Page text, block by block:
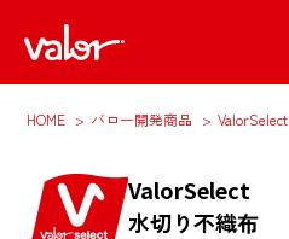
HOME バロー開発商品 ValorSelect
ValorSelect
水切り不織布